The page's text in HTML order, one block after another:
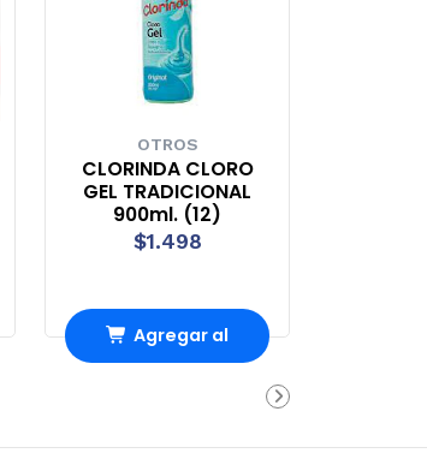
OTROS
CLORINDA CLORO
GEL TRADICIONAL
900ml. (12)
$1.498
Agregar al